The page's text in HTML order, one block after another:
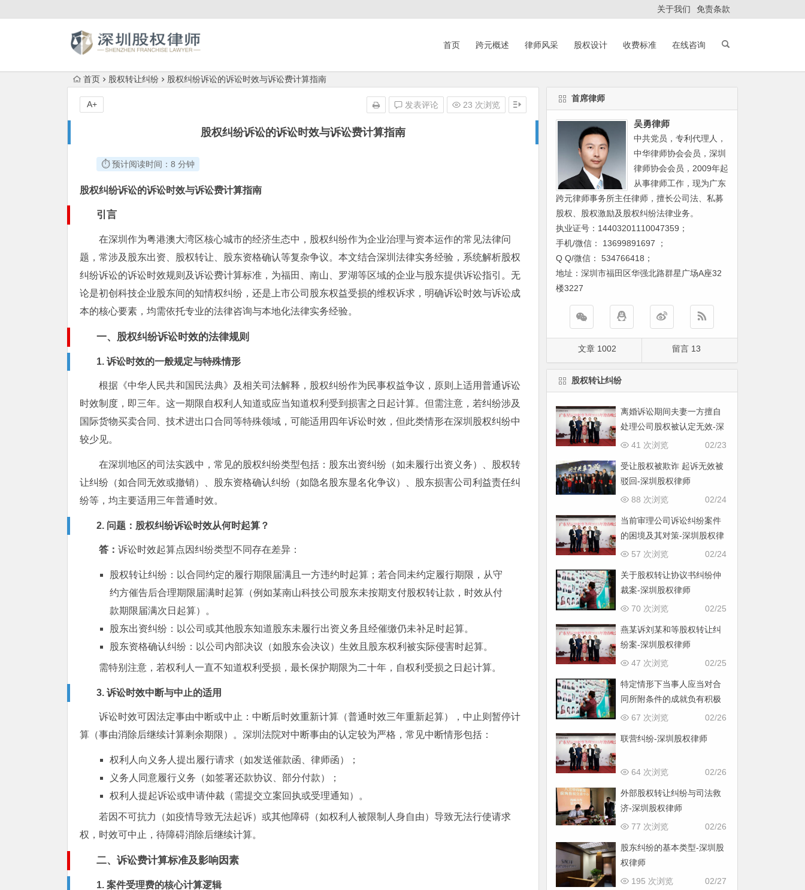
关于我们 免责条款
首页 跨元概述 律师风采 股权设计 收费标准 在线咨询
首页 股权转让纠纷 股权纠纷诉讼的诉讼时效与诉讼费计算指南
股权纠纷诉讼的诉讼时效与诉讼费计算指南
发表评论 23 次浏览
A+
⏱️ 预计阅读时间：8 分钟
股权纠纷诉讼的诉讼时效与诉讼费计算指南
引言
在深圳作为粤港澳大湾区核心城市的经济生态中，股权纠纷作为企业治理与资本运作的常见法律问
题，常涉及股东出资、股权转让、股东资格确认等复杂争议。本文结合深圳法律实务经验，系统解析股权
纠纷诉讼的诉讼时效规则及诉讼费计算标准，为福田、南山、罗湖等区域的企业与股东提供诉讼指引。无
论是初创科技企业股东间的知情权纠纷，还是上市公司股东权益受损的维权诉求，明确诉讼时效与诉讼成
本的核心要素，均需依托专业的法律咨询与本地化法律实务经验。
一、股权纠纷诉讼时效的法律规则
1. 诉讼时效的一般规定与特殊情形
根据《中华人民共和国民法典》及相关司法解释，股权纠纷作为民事权益争议，原则上适用普通诉讼
时效制度，即三年。这一期限自权利人知道或应当知道权利受到损害之日起计算。但需注意，若纠纷涉及
国际货物买卖合同、技术进出口合同等特殊领域，可能适用四年诉讼时效，但此类情形在深圳股权纠纷中
较少见。
在深圳地区的司法实践中，常见的股权纠纷类型包括：股东出资纠纷（如未履行出资义务）、股权转
让纠纷（如合同无效或撤销）、股东资格确认纠纷（如隐名股东显名化争议）、股东损害公司利益责任纠
纷等，均主要适用三年普通时效。
2. 问题：股权纠纷诉讼时效从何时起算？
答： 诉讼时效起算点因纠纷类型不同存在差异：
股权转让纠纷：以合同约定的履行期限届满且一方违约时起算；若合同未约定履行期限，从守
约方催告后合理期限届满时起算（例如某南山科技公司股东未按期支付股权转让款，时效从付
款期限届满次日起算）。
股东出资纠纷：以公司或其他股东知道股东未履行出资义务且经催缴仍未补足时起算。
股东资格确认纠纷：以公司内部决议（如股东会决议）生效且股东权利被实际侵害时起算。
需特别注意，若权利人一直不知道权利受损，最长保护期限为二十年，自权利受损之日起计算。
3. 诉讼时效中断与中止的适用
诉讼时效可因法定事由中断或中止：中断后时效重新计算（普通时效三年重新起算），中止则暂停计
算（事由消除后继续计算剩余期限）。深圳法院对中断事由的认定较为严格，常见中断情形包括：
权利人向义务人提出履行请求（如发送催款函、律师函）；
义务人同意履行义务（如签署还款协议、部分付款）；
权利人提起诉讼或申请仲裁（需提交立案回执或受理通知）。
若因不可抗力（如疫情导致无法起诉）或其他障碍（如权利人被限制人身自由）导致无法行使请求
权，时效可中止，待障碍消除后继续计算。
二、诉讼费计算标准及影响因素
1. 案件受理费的核心计算逻辑
首席律师
吴勇律师
中共党员，专利代理人，
中华律师协会会员，深圳
律师协会会员，2009年起
从事律师工作，现为广东
跨元律师事务所主任律师，擅长公司法、私募
股权、股权激励及股权纠纷法律业务。
执业证号：14403201110047359；
手机/微信： 13699891697 ；
Q Q/微信： 534766418；
地址：深圳市福田区华强北路群星广场A座32
楼3227
文章 1002 留言 13
股权转让纠纷
离婚诉讼期间夫妻一方擅自
处理公司股权被认定无效-深
圳股权律师
02/23
41 次浏览
受让股权被欺诈 起诉无效被
驳回-深圳股权律师
02/24
88 次浏览
当前审理公司诉讼纠纷案件
的困境及其对策-深圳股权律
师
02/24
57 次浏览
关于股权转让协议书纠纷仲
裁案-深圳股权律师
02/25
70 次浏览
燕某诉刘某和等股权转让纠
纷案-深圳股权律师
02/25
47 次浏览
特定情形下当事人应当对合
同所附条件的成就负有积极
协助的义务-深圳股权律师02/26
67 次浏览
联营纠纷-深圳股权律师
02/26
64 次浏览
外部股权转让纠纷与司法救
济-深圳股权律师
02/26
77 次浏览
股东纠纷的基本类型-深圳股
权律师
02/27
195 次浏览